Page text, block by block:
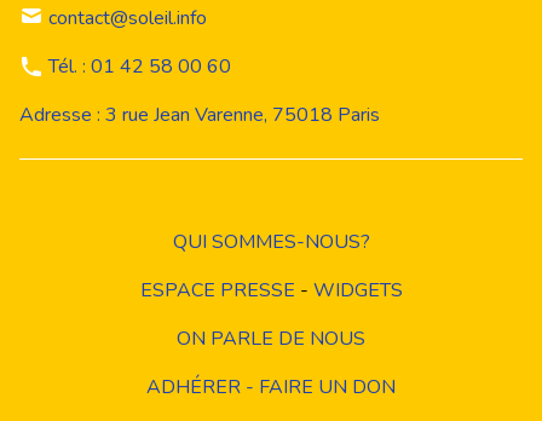
contact@soleil.info
Tél. : 01 42 58 00 60
Adresse : 3 rue Jean Varenne, 75018 Paris
QUI SOMMES-NOUS?
ESPACE PRESSE - WIDGETS
ON PARLE DE NOUS
ADHÉRER - FAIRE UN DON